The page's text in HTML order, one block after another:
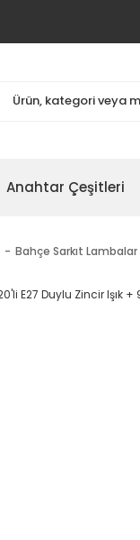
Anahtar Çeşitleri
Bahçe Sarkıt Lambalar